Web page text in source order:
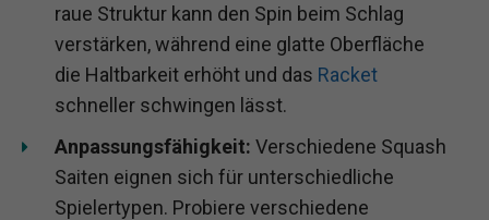
raue Struktur kann den Spin beim Schlag
verstärken, während eine glatte Oberfläche
die Haltbarkeit erhöht und das Racket
schneller schwingen lässt.
Anpassungsfähigkeit: Verschiedene Squash
Saiten eignen sich für unterschiedliche
Spielertypen. Probiere verschiedene